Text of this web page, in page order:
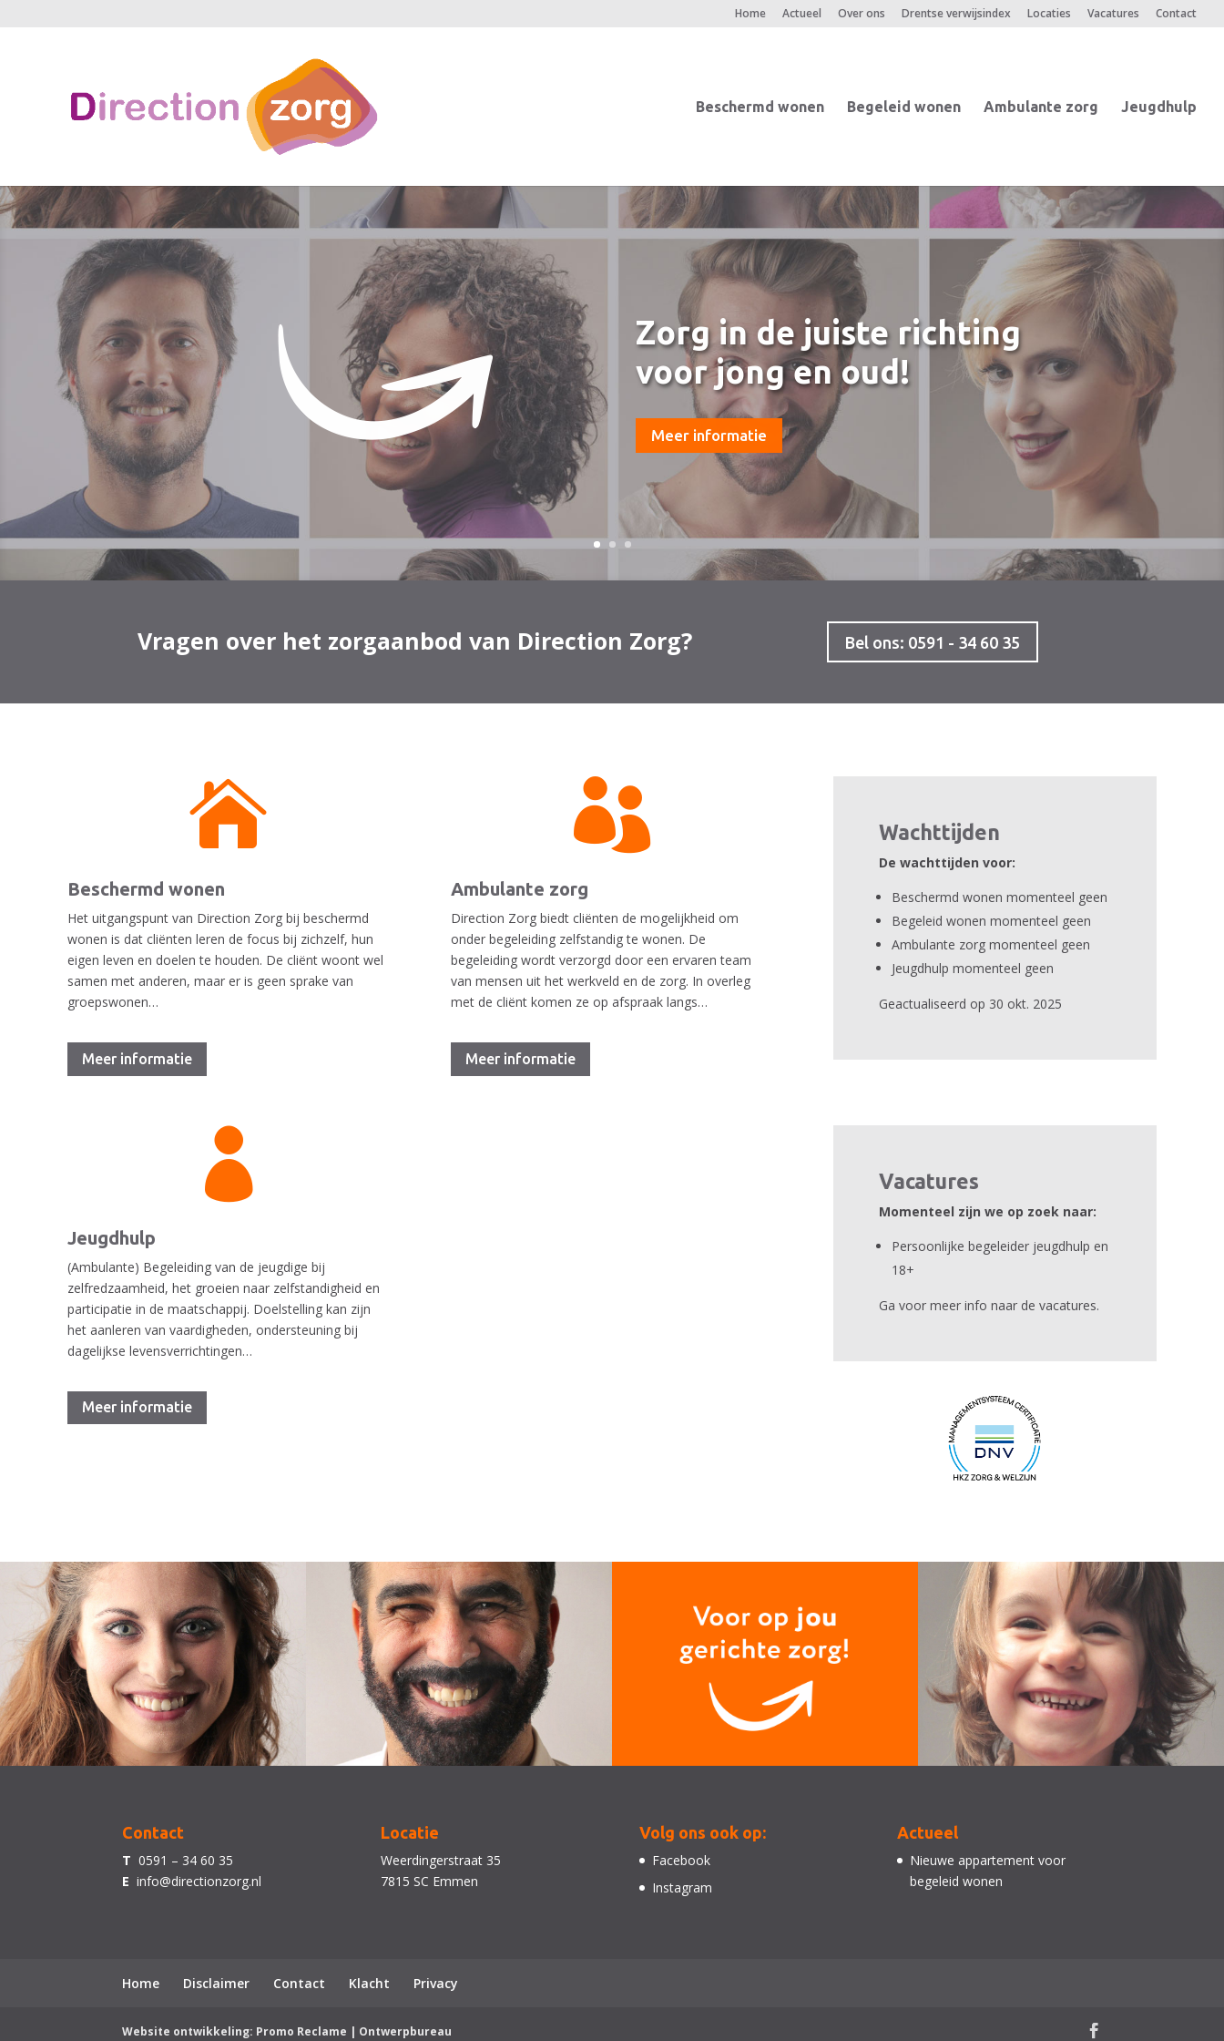
Home Actueel Over ons Drentse verwijsindex Locaties Vacatures Contact
Beschermd wonen Begeleid wonen Ambulante zorg Jeugdhulp
Zorg in de juiste richting
voor jong en oud!
Meer informatie
Vragen over het zorgaanbod van Direction Zorg? Bel ons: 0591 - 34 60 35

Beschermd wonen
Het uitgangspunt van Direction Zorg bij beschermd
wonen is dat cliënten leren de focus bij zichzelf, hun
eigen leven en doelen te houden. De cliënt woont wel
samen met anderen, maar er is geen sprake van
groepswonen…
Meer informatie

Ambulante zorg
Direction Zorg biedt cliënten de mogelijkheid om
onder begeleiding zelfstandig te wonen. De
begeleiding wordt verzorgd door een ervaren team
van mensen uit het werkveld en de zorg. In overleg
met de cliënt komen ze op afspraak langs…
Meer informatie
Wachttijden
De wachttijden voor:
Beschermd wonen momenteel geen
Begeleid wonen momenteel geen
Ambulante zorg momenteel geen
Jeugdhulp momenteel geen
Geactualiseerd op 30 okt. 2025

Jeugdhulp
(Ambulante) Begeleiding van de jeugdige bij
zelfredzaamheid, het groeien naar zelfstandigheid en
participatie in de maatschappij. Doelstelling kan zijn
het aanleren van vaardigheden, ondersteuning bij
dagelijkse levensverrichtingen…
Meer informatie
Vacatures
Momenteel zijn we op zoek naar:
Persoonlijke begeleider jeugdhulp en
18+
Ga voor meer info naar devacatures.
Contact
T 0591 – 34 60 35
E info@directionzorg.nl
Locatie
Weerdingerstraat 35
7815 SC Emmen
Volg ons ook op:
Facebook
Instagram
Actueel
Nieuwe appartement voor
begeleid wonen
Home Disclaimer Contact Klacht Privacy
Website ontwikkeling: Promo Reclame | Ontwerpbureau